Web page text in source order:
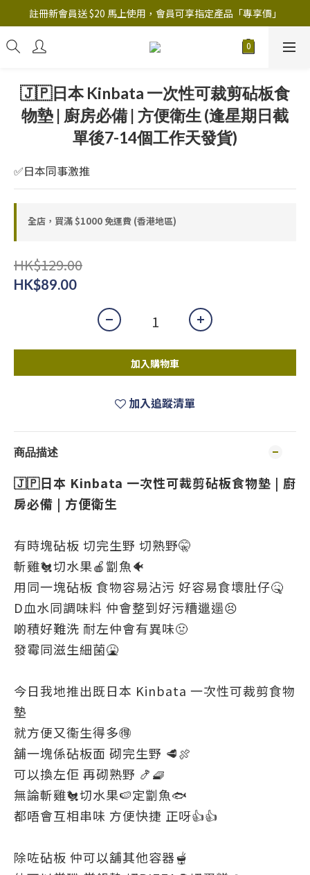
註冊新會員送 $20 馬上使用，會員可享指定產品「​專享價」
註冊新會員送 $20 馬上使用，會員可享指定產品「​專享價」
B.Y.O.B Mask Collection 任選優惠: 4件9折
🇯🇵日本 Kinbata 一次性可裁剪砧板食
物墊 | 廚房必備 | 方便衛生 (逢星期日截
單後7-14個工作天發貨)
✅日本同事激推
全店，買滿 $1000 免運費 (香港地區)
HK$129.00
HK$89.00
加入購物車
加入追蹤清單
商品描述
🇯🇵日本 Kinbata 一次性可裁剪砧板食物墊 | 廚
房必備 | 方便衛生
有時塊砧板 切完生野 切熟野🤫
斬雞🐔切水果🍎劏魚🐠
用同一塊砧板 食物容易沾污 好容易食壞肚仔🤒
D血水同調味料 仲會整到好污糟邋遢😣
啲積好難洗 耐左仲會有異味🤢
發霉同滋生細菌🤮
今日我地推出既日本 Kinbata 一次性可裁剪食物
墊
就方便又衞生得多🉐
舖一塊係砧板面 砌完生野 🥩🍖
可以換左佢 再砌熟野 🍤🧇
無論斬雞🐔切水果🍉定劏魚🐟
都唔會互相串味 方便快捷 正呀👍👍
除咗砧板 仲可以舖其他容器🫕